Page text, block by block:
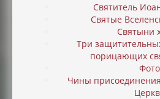
Святитель
Святые
Святыни
Три
порицающих
Фото
Чины